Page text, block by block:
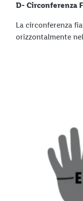
D- Circonferenza
La circonferenza
orizzontalmente